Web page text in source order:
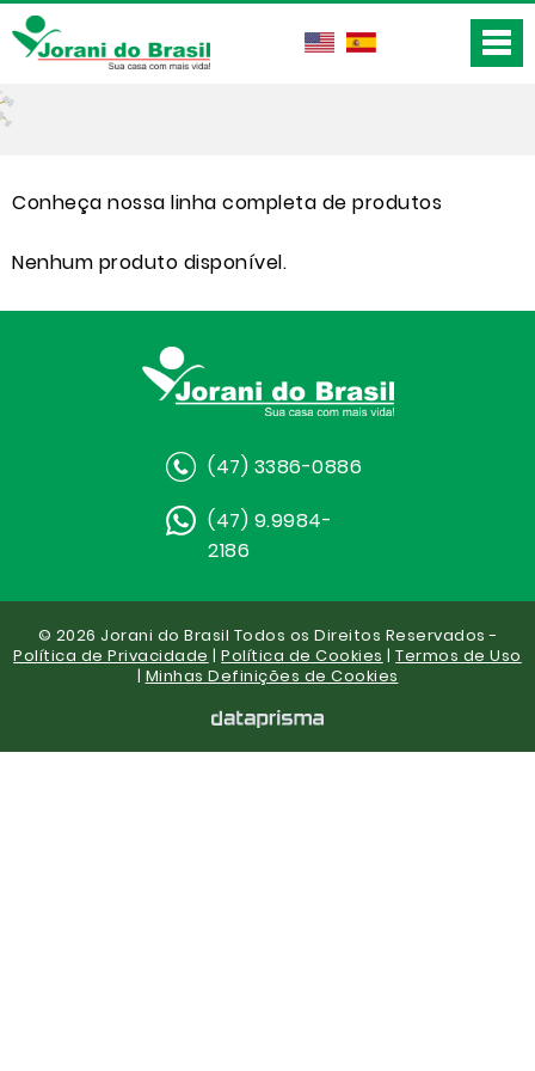
Conheça nossa linha completa de produtos
Nenhum produto disponível.
(47) 3386-0886
(47) 9.9984-
2186
© 2026 Jorani do Brasil Todos os Direitos Reservados -
Política de Privacidade |Política de Cookies |Termos de Uso
| Minhas Definições de Cookies